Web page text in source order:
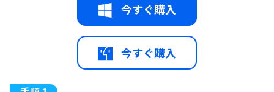
今すぐ購入
今すぐ購入